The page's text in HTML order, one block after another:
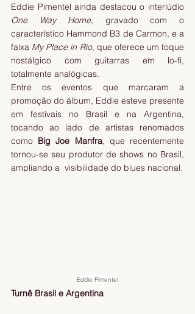
One Way Home, gravado com o
característico Hammond B3 de Carmon, e a
faixa My Place in Rio, que oferece um toque
nostálgico com guitarras em lo-fi,
totalmente analógicas.
Entre os eventos que marcaram a
promoção do álbum, Eddie esteve presente
em festivais no Brasil e na Argentina,
tocando ao lado de artistas renomados
como Big Joe Manfra, que recentemente
tornou-se seu produtor de shows no Brasil,
ampliando a  visibilidade do blues nacional.
Eddie Pimentel
Turnê Brasil e Argentina